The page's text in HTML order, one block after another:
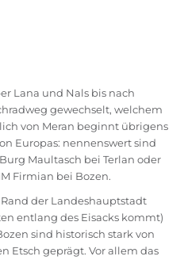
Lana und Nals bis nach
gewechselt, welchem
von Meran beginnt übrigens
Europas: nennenswert sind
Maultasch bei Terlan oder
Firmian bei Bozen.
der Landeshauptstadt
entlang des Eisacks kommt)
sind historisch stark von
Etsch geprägt. Vor allem das